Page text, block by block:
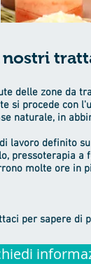
delle zone da
si procede
naturale, in
definito
a
molte ore in
per sapere di